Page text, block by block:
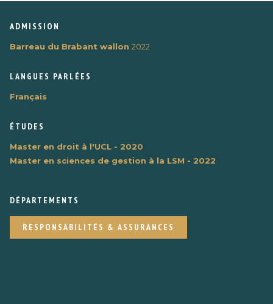
ADMISSION
Barreau du Brabant wallon 2022
LANGUES PARLÉES
Français
ÉTUDES
Master en droit à l'UCL - 2020
Master en sciences de gestion à la LSM - 2022
DÉPARTEMENTS
RESPONSABILITÉS & ASSURANCES